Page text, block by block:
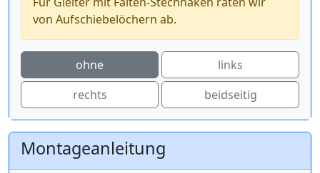
von Aufschiebelöchern ab.
ohne
links
rechts
beidseitig
Montageanleitung